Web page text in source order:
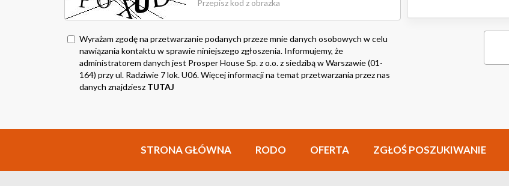
Wyrażam zgodę na przetwarzanie podanych przeze mnie danych osobowych w celu
nawiązania kontaktu w sprawie niniejszego zgłoszenia. Informujemy, że
administratorem danych jest Prosper House Sp. z o.o. z siedzibą w Warszawie (01-
164) przy ul. Radziwie 7 lok. U06. Więcej informacji na temat przetwarzania przez nas
danych znajdziesz TUTAJ
STRONA GŁÓWNA RODO OFERTA ZGŁOŚ POSZUKIWANIE